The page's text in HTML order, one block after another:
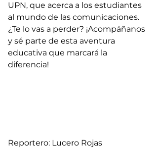
UPN, que acerca a los estudiantes
al mundo de las comunicaciones.
¿Te lo vas a perder? ¡Acompáñanos
y sé parte de esta aventura
educativa que marcará la
diferencia!
Reportero: Lucero Rojas